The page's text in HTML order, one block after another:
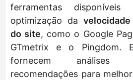
ferramentas
optimização da
do site, como o Google
GTmetrix e o Pingdom.
fornecem análises
recomendações para